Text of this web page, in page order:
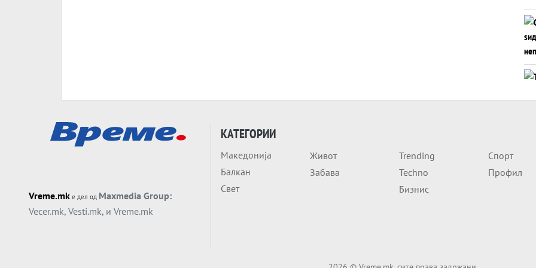
Vreme.mk е дел од Maxmedia Group:
Vecer.mk, Vesti.mk, и Vreme.mk
КАТЕГОРИИ
Македонија
Балкан
Свет
Живот
Забава
Trending
Techno
Бизнис
Спорт
Профил